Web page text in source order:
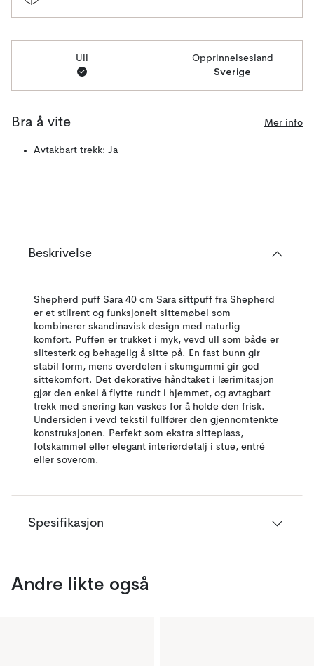
Ull Opprinnelsesland
Sverige
Bra å vite Mer info
Avtakbart trekk: Ja
Beskrivelse
Shepherd puff Sara 40 cm Sara sittpuff fra Shepherd
er et stilrent og funksjonelt sittemøbel som
kombinerer skandinavisk design med naturlig
komfort. Puffen er trukket i myk, vevd ull som både er
slitesterk og behagelig å sitte på. En fast bunn gir
stabil form, mens overdelen i skumgummi gir god
sittekomfort. Det dekorative håndtaket i lærimitasjon
gjør den enkel å flytte rundt i hjemmet, og avtagbart
trekk med snøring kan vaskes for å holde den frisk.
Undersiden i vevd tekstil fullfører den gjennomtenkte
konstruksjonen. Perfekt som ekstra sitteplass,
fotskammel eller elegant interiørdetalj i stue, entré
eller soverom.
Spesifikasjon
Andre likte også